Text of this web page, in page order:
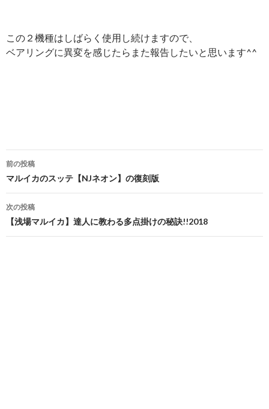
この２機種はしばらく使用し続けますので、
ベアリングに異変を感じたらまた報告したいと思います^^
投
稿
ナ
ビ
ゲ
前の投稿
マルイカのスッテ【NJネオン】の復刻版
次の投稿
【浅場マルイカ】達人に教わる多点掛けの秘訣!!2018